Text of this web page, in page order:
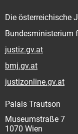
Die österreichische
Bundesministerium
justiz.gv.at
bmj.gv.at
justizonline.gv.at
Palais Trautson
Museumstraße 7
1070 Wien